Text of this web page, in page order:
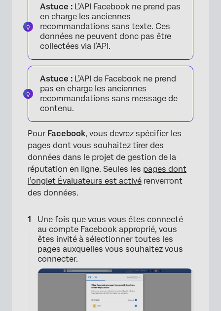
Astuce : L’API Facebook ne prend pas
en charge les anciennes
recommandations sans texte. Ces
données ne peuvent donc pas être
collectées via l’API.
Astuce : L’API de Facebook ne prend
pas en charge les anciennes
recommandations sans message de
contenu.
Pour Facebook, vous devrez spécifier les
pages dont vous souhaitez tirer des
données dans le projet de gestion de la
réputation en ligne. Seules les pages dont
l’onglet Évaluateurs est activé renverront
des données.
Une fois que vous vous êtes connecté
au compte Facebook approprié, vous
êtes invité à sélectionner toutes les
pages auxquelles vous souhaitez vous
connecter.